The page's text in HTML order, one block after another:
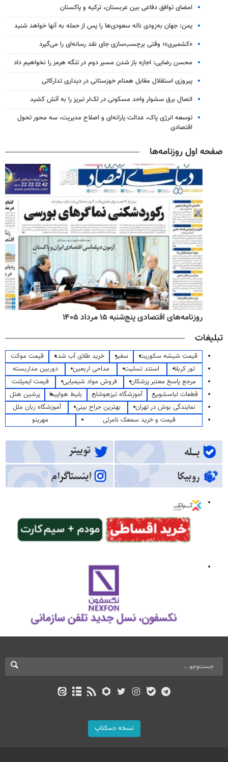
امضای توافق دفاعی بین عربستان، ترکیه و پاکستان
یمن: جهان به‌زودی ناله سعودی‌ها را پس از حمله به آنها خواهد شنید
«کشمیری»؛ وقتی برچسب‌سازی جای نقد رسانه‌ای را می‌گیرد
محسن رضایی: اجازه باز شدن مسیر دوم در تنگه هرمز را نخواهیم داد
پیروزی استقلال مقابل همنام خوزستانی در دیداری تدارکاتی
اتصال برق سشوار واحد مسکونی در لک‌لر تبریز را به آتش کشید
توسعه انرژی پاک، عدالت یارانه‌ای و اصلاح مدیریت، سه محور تحول
اقتصادی
صفحه اول روزنامه‌ها
روزنامه‌های اقتصادی پنج‌شنبه ۱۵ مرداد ۱۴۰۵
تبلیغات
قیمت شیشه سکوریت سفیر خرید طلای آب شده
قیمت موکت
تور کربلا
استند تسلیت مداحی اربعین
دوربین مداربسته
مرجع پاسخ معتبر پزشکان
فروش مواد شیمیایی
قیمت ایمپلنت
قطعات لباسشویی
آموزشگاه تیزهوشان بلیط هواپیما
پرشین هتل
نمایندگی بوش در تهران
بهترین جراح بینی
آموزشگاه زبان ملل
قیمت و خرید سمعک نامرئی
مهرینو
نسخه دسکتاپ